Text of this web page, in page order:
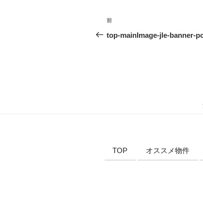
投
稿
ン
過
去
前
top-mainImage-jle-banner-
TOP オススメ物件